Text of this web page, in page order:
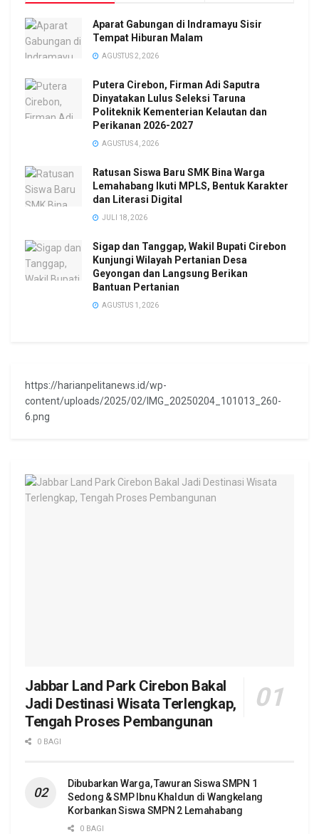
Aparat Gabungan di Indramayu Sisir
Tempat Hiburan Malam
AGUSTUS 2, 2026
Putera Cirebon, Firman Adi Saputra
Dinyatakan Lulus Seleksi Taruna
Politeknik Kementerian Kelautan dan
Perikanan 2026-2027
AGUSTUS 4, 2026
Ratusan Siswa Baru SMK Bina Warga
Lemahabang Ikuti MPLS, Bentuk Karakter
dan Literasi Digital
JULI 18, 2026
Sigap dan Tanggap, Wakil Bupati Cirebon
Kunjungi Wilayah Pertanian Desa
Geyongan dan Langsung Berikan
Bantuan Pertanian
AGUSTUS 1, 2026
https://harianpelitanews.id/wp-
content/uploads/2025/02/IMG_20250204_101013_260-
6.png
Jabbar Land Park Cirebon Bakal
Jadi Destinasi Wisata Terlengkap,
Tengah Proses Pembangunan
0 BAGI
Dibubarkan Warga, Tawuran Siswa SMPN 1
Sedong & SMP Ibnu Khaldun di Wangkelang
Korbankan Siswa SMPN 2 Lemahabang
0 BAGI